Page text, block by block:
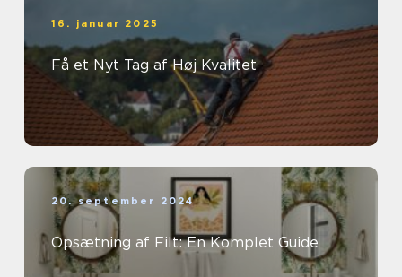
16. januar 2025
Få et Nyt Tag af Høj Kvalitet
20. september 2024
Opsætning af Filt: En Komplet Guide